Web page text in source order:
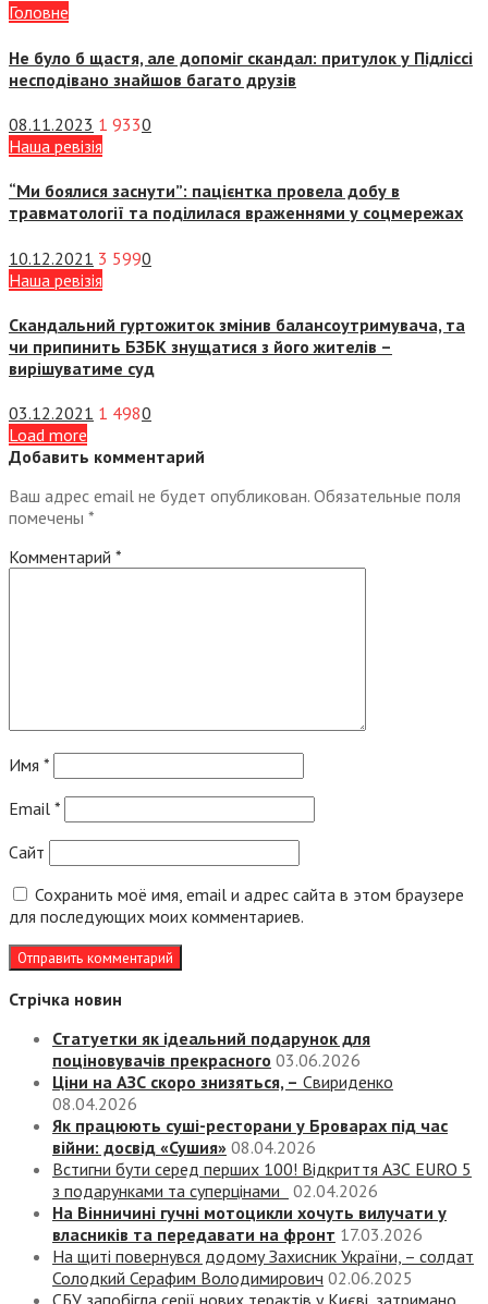
Головне
Не було б щастя, але допоміг скандал: притулок у Підліссі
несподівано знайшов багато друзів
08.11.2023 1 9330
Наша ревізія
“Ми боялися заснути”: пацієнтка провела добу в
травматології та поділилася враженнями у соцмережах
10.12.2021 3 5990
Наша ревізія
Скандальний гуртожиток змінив балансоутримувача, та
чи припинить БЗБК знущатися з його жителів –
вирішуватиме суд
03.12.2021 1 4980
Load more
Добавить комментарий
Ваш адрес email не будет опубликован. Обязательные поля
помечены *
Комментарий *
Имя *
Email *
Сайт
Сохранить моё имя, email и адрес сайта в этом браузере
для последующих моих комментариев.
Стрічка новин
Статуетки як ідеальний подарунок для
поціновувачів прекрасного 03.06.2026
Ціни на АЗС скоро знизяться, – Свириденко
08.04.2026
Як працюють суші-ресторани у Броварах під час
війни: досвід «Сушия» 08.04.2026
Встигни бути серед перших 100! Відкриття АЗС EURO 5
з подарунками та суперцінами
02.04.2026
На Вінничині гучні мотоцикли хочуть вилучати у
власників та передавати на фронт 17.03.2026
На щиті повернувся додому Захисник України, – солдат
Солодкий Серафим Володимирович 02.06.2025